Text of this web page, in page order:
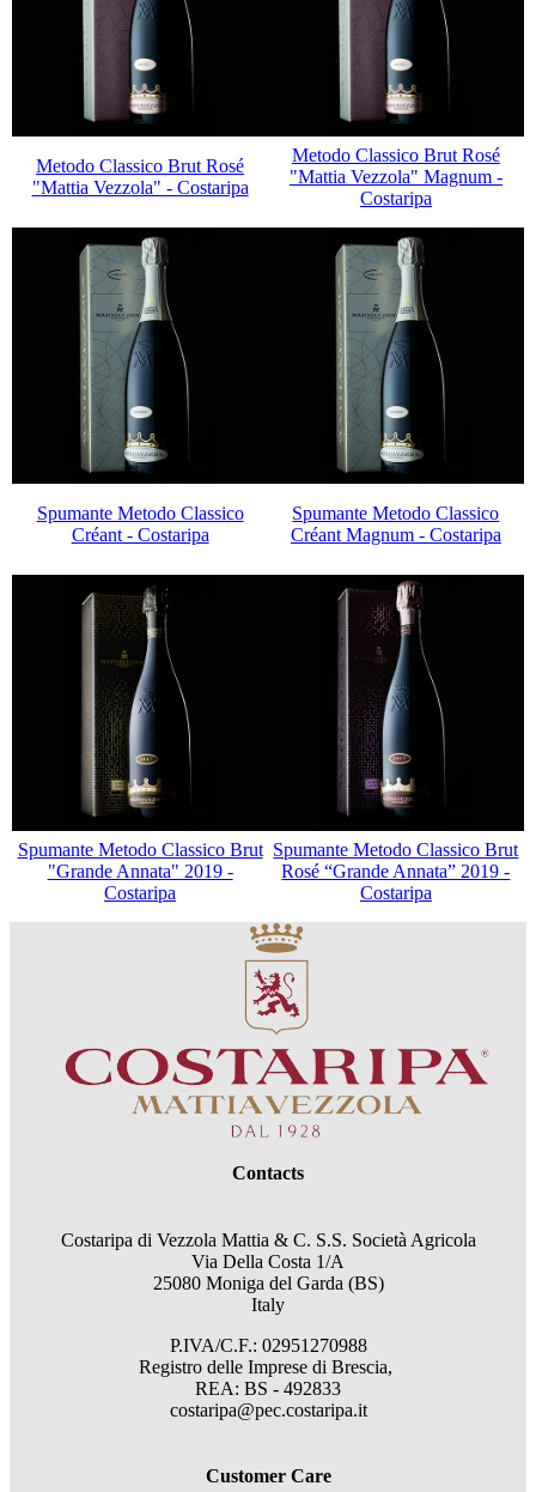
Metodo Classico Brut Rosé
"Mattia Vezzola" - Costaripa
Metodo Classico Brut Rosé
"Mattia Vezzola" Magnum -
Costaripa
Spumante Metodo Classico
Créant - Costaripa
Spumante Metodo Classico
Créant Magnum - Costaripa
Spumante Metodo Classico Brut
"Grande Annata" 2019 -
Costaripa
Spumante Metodo Classico Brut
Rosé “Grande Annata” 2019 -
Costaripa
Contacts
Costaripa di Vezzola Mattia & C. S.S. Società Agricola
Via Della Costa 1/A
25080 Moniga del Garda (BS)
Italy
P.IVA/C.F.: 02951270988
Registro delle Imprese di Brescia,
REA: BS - 492833
costaripa@pec.costaripa.it
Customer Care